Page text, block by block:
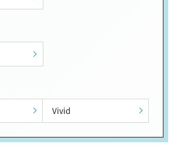
Vivid